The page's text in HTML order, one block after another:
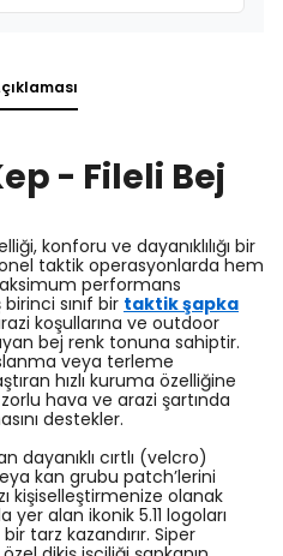
- Fileli Bej
konforu ve dayanıklılığı bir
taktik operasyonlarda hem
performans
sınıf bir taktik şapka
koşullarına ve outdoor
bej renk tonuna sahiptir.
veya terleme
hızlı kuruma özelliğine
hava ve arazi şartında
destekler.
dayanıklı cırtlı (velcro)
kan grubu patch’lerini
kişiselleştirmenize olanak
yer alan ikonik 5.11 logoları
tarz kazandırır. Siper